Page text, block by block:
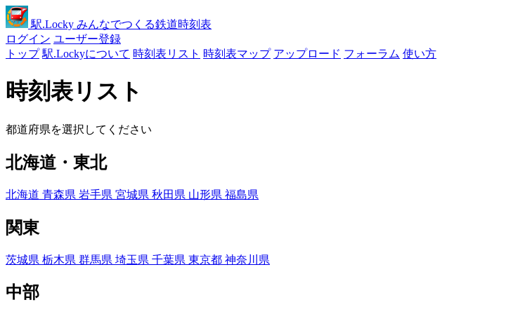
駅.Locky みんなでつくる鉄道時刻表
ログイン ユーザー登録
トップ 駅.Lockyについて 時刻表リスト 時刻表マップ アップロード フォーラム 使い方
時刻表リスト
都道府県を選択してください
北海道・東北
北海道 青森県 岩手県 宮城県 秋田県 山形県 福島県
関東
茨城県 栃木県 群馬県 埼玉県 千葉県 東京都 神奈川県
中部